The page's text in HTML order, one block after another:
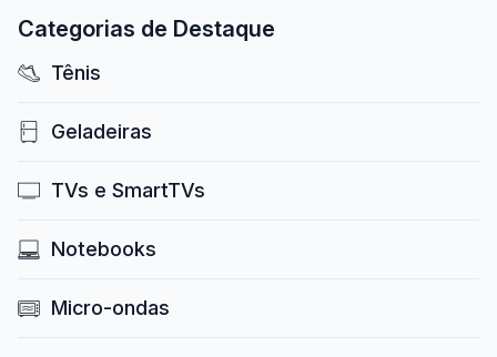
Categorias de Destaque
Tênis
Geladeiras
TVs e SmartTVs
Notebooks
Micro-ondas